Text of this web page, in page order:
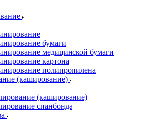
бумаги
медицинской бумаги
картона
полипропилена
(каширование)
(каширование)
спанбонда